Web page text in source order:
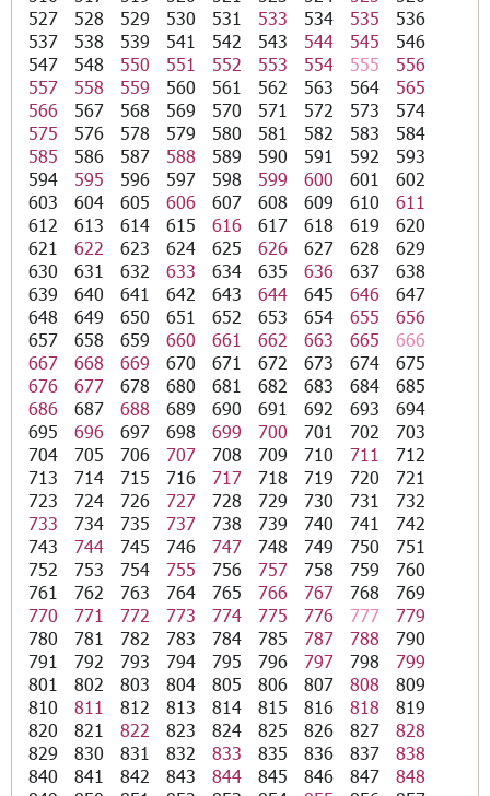
527
528 529 530 531 533 534 535
536
537
538 539 541 542 543 544 545
546
547
548 550 551 552 553 554 555
556
557
558 559 560 561 562 563 564
565
566
567 568 569 570 571 572 573
574
575
576 578 579 580 581 582 583
584
585
586 587 588 589 590 591 592
593
594
595 596 597 598 599 600 601
602
603
604 605 606 607 608 609 610
611
612
613 614 615 616 617 618 619
620
621
622 623 624 625 626 627 628
629
630
631 632 633 634 635 636 637
638
639
640 641 642 643 644 645 646
647
648
649 650 651 652 653 654 655
656
657
658 659 660 661 662 663 665
666
667
668 669 670 671 672 673 674
675
676
677 678 680 681 682 683 684
685
686
687 688 689 690 691 692 693
694
695
696 697 698 699 700 701 702
703
704
705 706 707 708 709 710 711
712
713
714 715 716 717 718 719 720
721
723
724 726 727 728 729 730 731
732
733
734 735 737 738 739 740 741
742
743
744 745 746 747 748 749 750
751
752
753 754 755 756 757 758 759
760
761
762 763 764 765 766 767 768
769
770
771 772 773 774 775 776 777
779
780
781 782 783 784 785 787 788
790
791
792 793 794 795 796 797 798
799
801
802 803 804 805 806 807 808
809
810
811 812 813 814 815 816 818
819
820
821 822 823 824 825 826 827
828
829
830 831 832 833 835 836 837
838
840
841 842 843 844 845 846 847
848